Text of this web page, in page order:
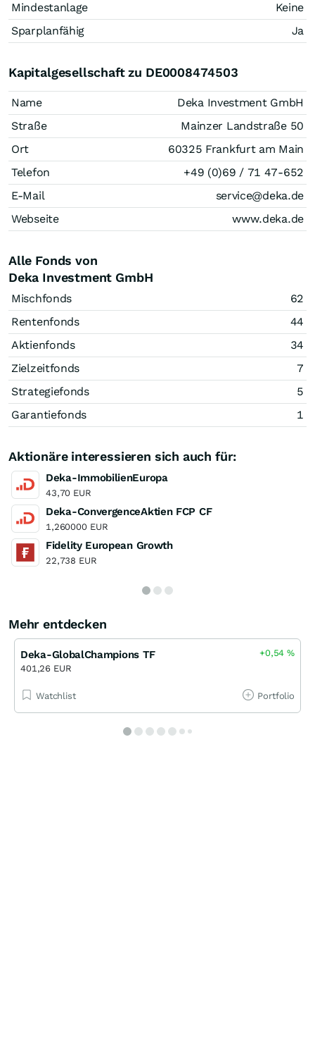
Mindestanlage
Keine
Sparplanfähig
Ja
Kapitalgesellschaft zu DE0008474503
Name
Deka Investment GmbH
Straße
Mainzer Landstraße 50
Ort
60325 Frankfurt am Main
Telefon
+49 (0)69 / 71 47-652
E-Mail
service@deka.de
Webseite
www.deka.de
Alle Fonds von
Deka Investment GmbH
Mischfonds
62
Rentenfonds
44
Aktienfonds
34
Zielzeitfonds
7
Strategiefonds
5
Garantiefonds
1
Aktionäre interessieren sich auch für:
Deka-ImmobilienEuropa
43,70 EUR
Deka-ConvergenceAktien FCP CF
1,260000 EUR
Fidelity European Growth
22,738 EUR
Mehr entdecken
Deka-GlobalChampions TF
401,26 EUR
+0,54%
Watchlist Portfolio